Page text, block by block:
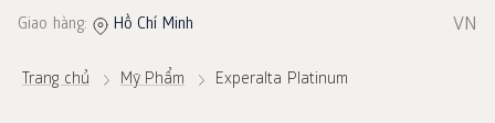
Giao hàng: Hồ Chí Minh VN
Trang chủ Mỹ Phẩm Experalta Platinum